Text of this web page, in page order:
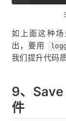
如上面这种
出，要用
我们提升代码质
9、
件